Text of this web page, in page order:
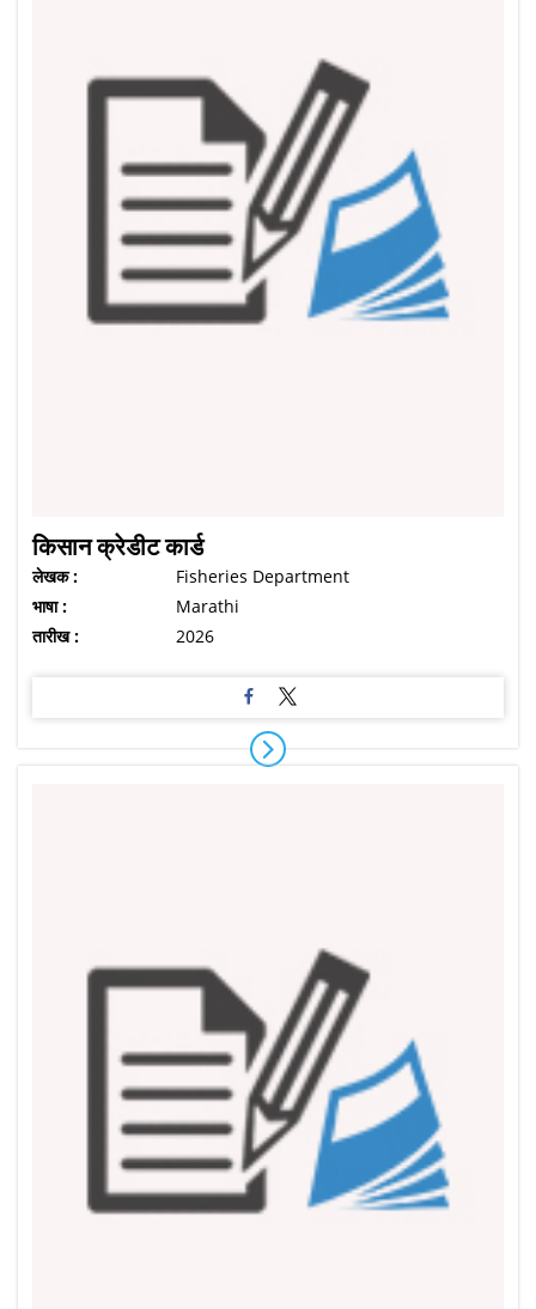
किसान क्रेडीट कार्ड
लेखक :
Fisheries Department
भाषा :
Marathi
तारीख :
2026